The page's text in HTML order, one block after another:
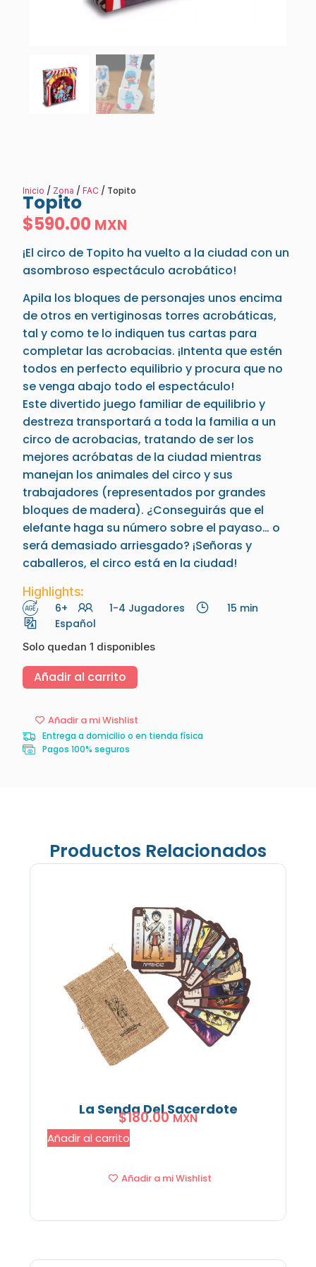
Inicio / Zona / FAC / Topito
Topito
$590.00 MXN
¡El circo de Topito ha vuelto a la ciudad con un
asombroso espectáculo acrobático!
Apila los bloques de personajes unos encima
de otros en vertiginosas torres acrobáticas,
tal y como te lo indiquen tus cartas para
completar las acrobacias. ¡Intenta que estén
todos en perfecto equilibrio y procura que no
se venga abajo todo el espectáculo!
Este divertido juego familiar de equilibrio y
destreza transportará a toda la familia a un
circo de acrobacias, tratando de ser los
mejores acróbatas de la ciudad mientras
manejan los animales del circo y sus
trabajadores (representados por grandes
bloques de madera). ¿Conseguirás que el
elefante haga su número sobre el payaso… o
será demasiado arriesgado? ¡Señoras y
caballeros, el circo está en la ciudad!
Highlights:
6+ 1-4 Jugadores
15 min
Español
Solo quedan 1 disponibles
Añadir al carrito
Añadir a mi Wishlist
Entrega a domicilio o en tienda física
Pagos 100% seguros
Productos Relacionados
La Senda Del Sacerdote
$180.00 MXN
Añadir al carrito
Añadir a mi Wishlist